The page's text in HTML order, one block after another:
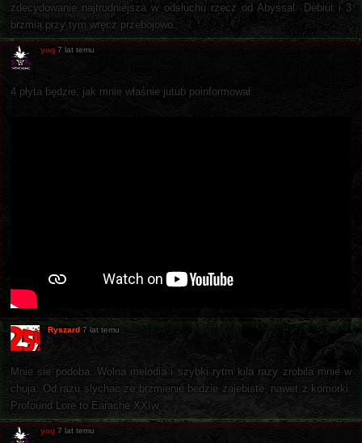
zdecydowanie najtrudniejsza w odsłuchu rzecz od Abyssal. Debiut i 3
brzmią przy tym wręcz przebojowo.
yog 7 lat temu
4 płyta będzie, jak mnie właśnie jutub poinformował:
Ryszard 7 lat temu
Mnie sie podoba. Wolna melodia i szybki rytm kila razy zrobila mnie w
chuja. Od razu slychac ze brzmienie bedzie zajebiste, nawet z komorki.
Profound Lore to Earache XXIw.
yog 7 lat temu